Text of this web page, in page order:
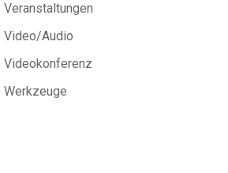
Veranstaltungen
Video/Audio
Videokonferenz
Werkzeuge